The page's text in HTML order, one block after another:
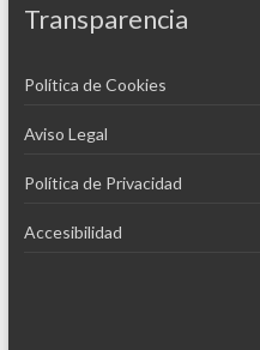
Transparencia
Política de Cookies
Aviso Legal
Política de Privacidad
Accesibilidad